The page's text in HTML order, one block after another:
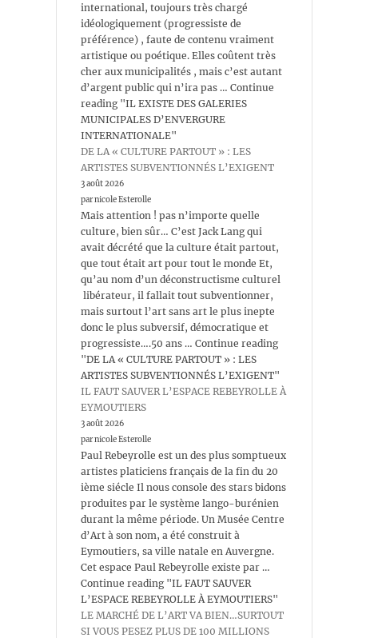
international, toujours très chargé
idéologiquement (progressiste de
préférence) , faute de contenu vraiment
artistique ou poétique. Elles coûtent très
cher aux municipalités , mais c’est autant
d’argent public qui n’ira pas … Continue
reading "IL EXISTE DES GALERIES
MUNICIPALES D’ENVERGURE
INTERNATIONALE"
DE LA « CULTURE PARTOUT » : LES
ARTISTES SUBVENTIONNÉS L’EXIGENT
3 août 2026
par nicole Esterolle
Mais attention ! pas n’importe quelle
culture, bien sûr… C’est Jack Lang qui
avait décrété que la culture était partout,
que tout était art pour tout le monde Et,
qu’au nom d’un déconstructisme culturel
libérateur, il fallait tout subventionner,
mais surtout l’art sans art le plus inepte
donc le plus subversif, démocratique et
progressiste….50 ans … Continue reading
"DE LA « CULTURE PARTOUT » : LES
ARTISTES SUBVENTIONNÉS L’EXIGENT"
IL FAUT SAUVER L’ESPACE REBEYROLLE À
EYMOUTIERS
3 août 2026
par nicole Esterolle
Paul Rebeyrolle est un des plus somptueux
artistes platiciens français de la fin du 20
ième siécle Il nous console des stars bidons
produites par le système lango-burénien
durant la même période. Un Musée Centre
d’Art à son nom, a été construit à
Eymoutiers, sa ville natale en Auvergne.
Cet espace Paul Rebeyrolle existe par …
Continue reading "IL FAUT SAUVER
L’ESPACE REBEYROLLE À EYMOUTIERS"
LE MARCHÉ DE L’ART VA BIEN…SURTOUT
SI VOUS PESEZ PLUS DE 100 MILLIONS